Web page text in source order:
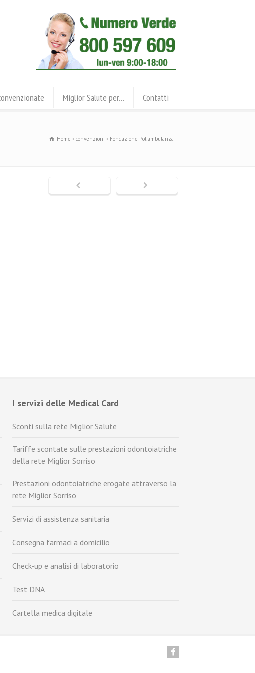
Miglior Salute per… Contatti
Home convenzioni Fondazione Poliambulanza
I servizi delle Medical Card
Sconti sulla rete Miglior Salute
Tariffe scontate sulle prestazioni odontoiatriche
della rete Miglior Sorriso
Prestazioni odontoiatriche erogate attraverso la
rete Miglior Sorriso
Servizi di assistenza sanitaria
Consegna farmaci a domicilio
Check-up e analisi di laboratorio
Test DNA
Cartella medica digitale